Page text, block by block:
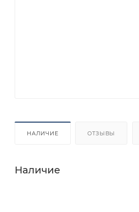
НАЛИЧИЕ ОТЗЫВЫ
Наличие